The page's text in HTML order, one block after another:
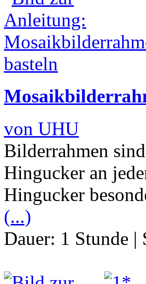
von UHU
Bilderrahmen
Hingucker an
Hingucker
(...)
Dauer: 1 Stunde |